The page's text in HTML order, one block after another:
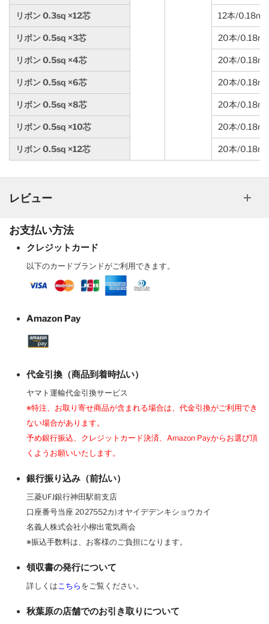
リボン 0.3sq ×12芯 12本/
リボン 0.5sq ×3芯 20本/
リボン 0.5sq ×4芯 20本/
リボン 0.5sq ×6芯 20本/
リボン 0.5sq ×8芯 20本/
リボン 0.5sq ×10芯 20本/
リボン 0.5sq ×12芯 20本/
レビュー
お支払い方法
クレジットカード
以下のカードブランドがご利用できます。
Amazon Pay
代金引換（商品到着時払い）
ヤマト運輸代金引換サービス
※特注、お取り寄せ商品が含まれる場合は、代金引換がご利用でき
ない場合があります。
予め銀行振込、クレジットカード決済、Amazon Payからお選び頂
くようお願いいたします。
銀行振り込み（前払い）
三菱UFJ銀行神田駅前支店
口座番号当座 2027552カ)オヤイデデンキショウカイ
名義人株式会社小柳出電気商会
※振込手数料は、お客様のご負担になります。
領収書の発行について
詳しくは こちら をご覧ください。
秋葉原の店舗でのお引き取りについて